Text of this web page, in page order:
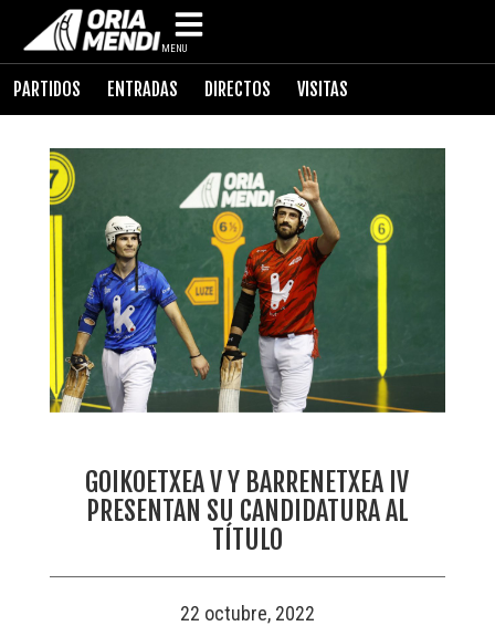
MENU
PARTIDOS ENTRADAS DIRECTOS VISITAS
GOIKOETXEA V Y BARRENETXEA IV
PRESENTAN SU CANDIDATURA AL
TÍTULO
22 octubre, 2022